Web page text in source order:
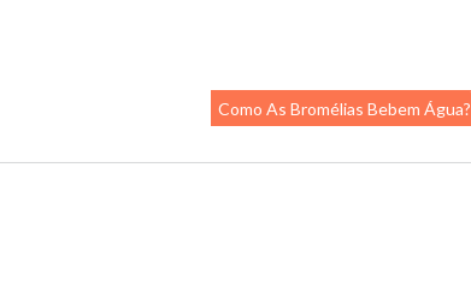
Como As Bromélias Bebem Água?